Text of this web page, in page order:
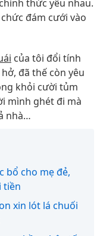
thức yêu nhau.
đám cưới vào
của tôi đổi tính
đã thế còn yêu
khỏi cười tủm
mình ghét đi mà
nhà…
bổ cho mẹ đẻ,
tiền
xin lót lá chuối